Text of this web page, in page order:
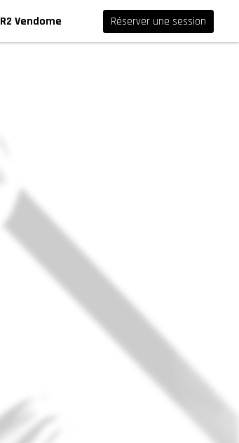
R2 Vendome Réserver une session